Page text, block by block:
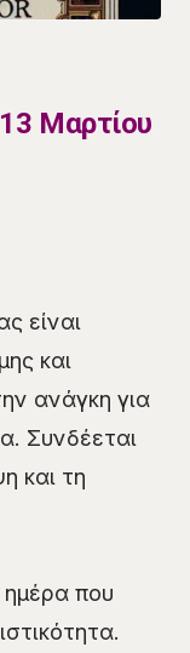
Μαρτίου
είναι
και
ανάγκη για
Συνδέεται
και τη
ημέρα που